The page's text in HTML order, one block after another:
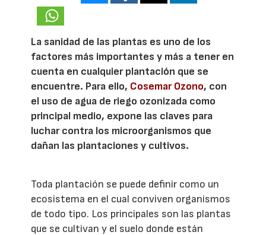
La sanidad de las plantas es uno de los
factores más importantes y más a tener en
cuenta en cualquier plantación que se
encuentre. Para ello, Cosemar Ozono, con
el uso de agua de riego ozonizada como
principal medio, expone las claves para
luchar contra los microorganismos que
dañan las plantaciones y cultivos.
Toda plantación se puede definir como un
ecosistema en el cual conviven organismos
de todo tipo. Los principales son las plantas
que se cultivan y el suelo donde están